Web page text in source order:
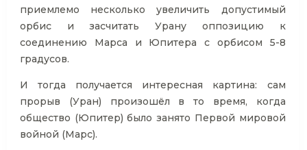
приемлемо несколько увеличить допустимый
орбис и засчитать Урану оппозицию к
соединению Марса и Юпитера с орбисом 5-8
градусов.
И тогда получается интересная картина: сам
прорыв (Уран) произошёл в то время, когда
общество (Юпитер) было занято Первой мировой
войной (Марс).